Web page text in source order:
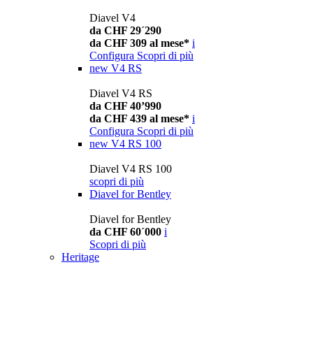
Diavel V4
da CHF 29´290
da CHF 309 al mese* i
Configura Scopri di più
new V4 RS
Diavel V4 RS
da CHF 40’990
da CHF 439 al mese* i
Configura Scopri di più
new V4 RS 100
Diavel V4 RS 100
scopri di più
Diavel for Bentley
Diavel for Bentley
da CHF 60´000 i
Scopri di più
Heritage